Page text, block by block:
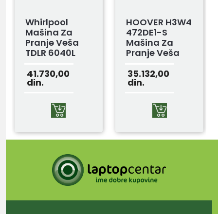
Whirlpool
Mašina Za
Pranje Veša
TDLR 6040L
41.730,00
din.
HOOVER H3W4
472DE1-S
Mašina Za
Pranje Veša
35.132,00
din.